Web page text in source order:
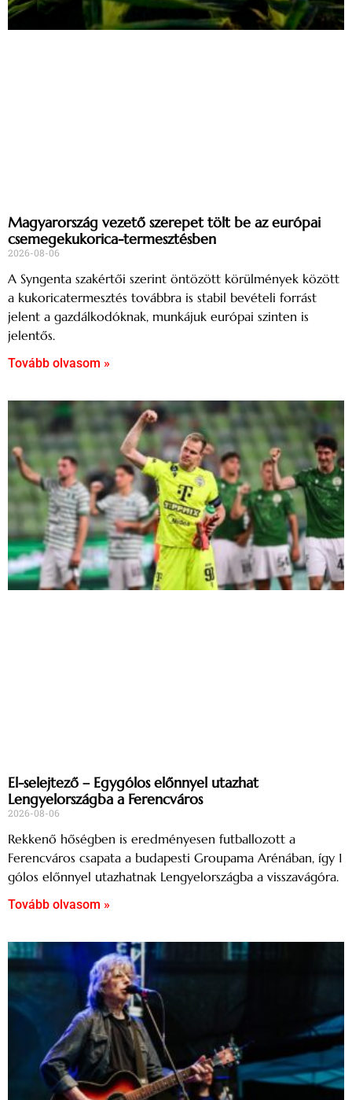
Magyarország vezető szerepet tölt be az európai
csemegekukorica-termesztésben
2026-08-06
A Syngenta szakértői szerint öntözött körülmények között
a kukoricatermesztés továbbra is stabil bevételi forrást
jelent a gazdálkodóknak, munkájuk európai szinten is
jelentős.
Tovább olvasom »
El-selejtező – Egygólos előnnyel utazhat
Lengyelországba a Ferencváros
2026-08-06
Rekkenő hőségben is eredményesen futballozott a
Ferencváros csapata a budapesti Groupama Arénában, így 1
gólos előnnyel utazhatnak Lengyelországba a visszavágóra.
Tovább olvasom »